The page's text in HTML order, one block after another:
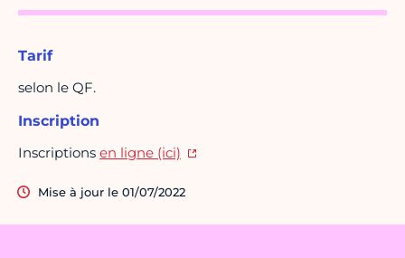
Tarif
selon le QF.
Inscription
Inscriptions en ligne (ici)
Mise à jour le 01/07/2022